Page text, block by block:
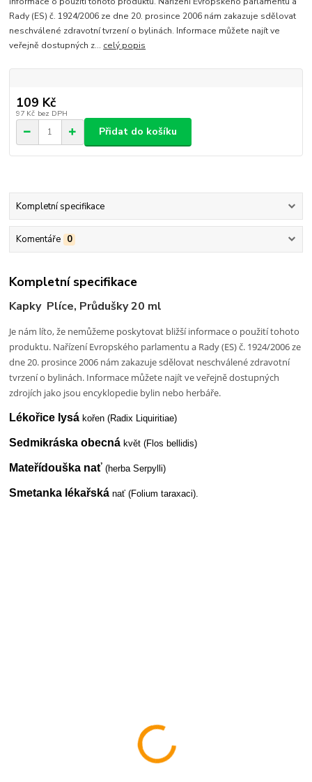
Rady (ES) č. 1924/2006 ze dne 20. prosince 2006 nám zakazuje sdělovat
neschválené zdravotní tvrzení o bylinách. Informace můžete najít ve
veřejně dostupných z... celý popis
109 Kč
97 Kč bez DPH
Přidat do košíku
Kompletní specifikace
Komentáře 0
Kompletní specifikace
Kapky Plíce, Průdušky 20 ml
Je nám líto, že nemůžeme poskytovat bližší informace o použití tohoto
produktu. Nařízení Evropského parlamentu a Rady (ES) č. 1924/2006 ze
dne 20. prosince 2006 nám zakazuje sdělovat neschválené zdravotní
tvrzení o bylinách. Informace můžete najít ve veřejně dostupných
zdrojích jako jsou encyklopedie bylin nebo herbáře.
Lékořice lysákořen (Radix Liquiritiae)
Sedmikráska obecnákvět (Flos bellidis)
Mateřídouška nať(herba Serpylli)
Smetanka lékařskánať (Folium taraxaci).